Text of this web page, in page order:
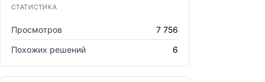
СТАТИСТИКА
Просмотров
7 756
Похожих решений
6